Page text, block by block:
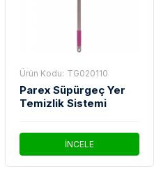
Ürün Kodu: TG020110
Parex Süpürgeç Yer
Temizlik Sistemi
İNCELE